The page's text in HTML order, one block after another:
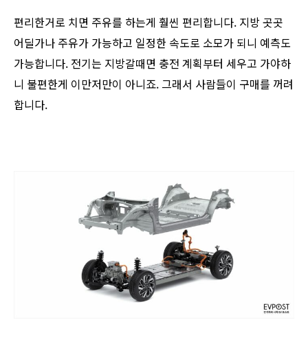
편리한거로 치면 주유를 하는게 훨씬 편리합니다. 지방 곳곳
어딜가나 주유가 가능하고 일정한 속도로 소모가 되니 예측도
가능합니다. 전기는 지방갈때면 충전 계획부터 세우고 가야하
니 불편한게 이만저만이 아니죠. 그래서 사람들이 구매를 꺼려
합니다.